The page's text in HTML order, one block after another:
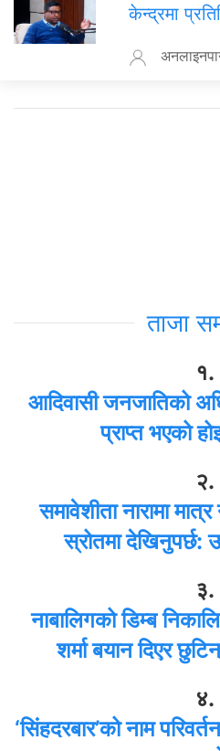
केन्द्रमा
ताजा
१.
आदिवासी जनजातिको
प्राप्त भएको
२.
समावेशीता नारामा
स्रोतमा देखिनुपर्छ:
३.
नाबालिगको डिम्ब
शर्मा बयान दिएर
४.
‘सिंहदरबार’को नाम